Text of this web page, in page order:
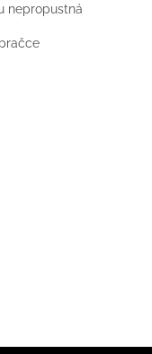
nepropustná
pračce